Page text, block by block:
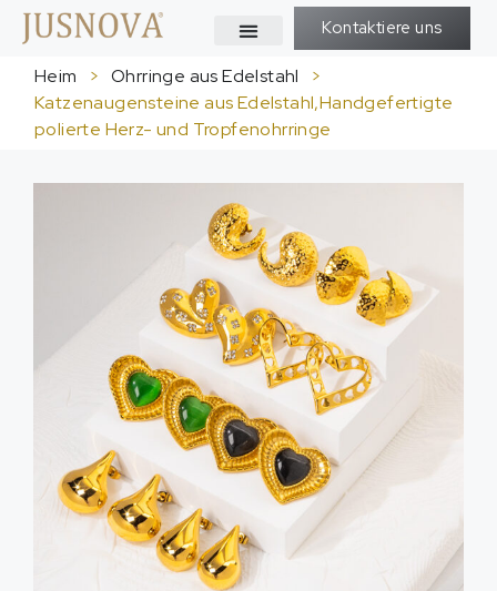
Kontaktiere uns
Heim > Ohrringe aus Edelstahl
>
Katzenaugensteine ​​aus Edelstahl,Handgefertigte
polierte Herz- und Tropfenohrringe